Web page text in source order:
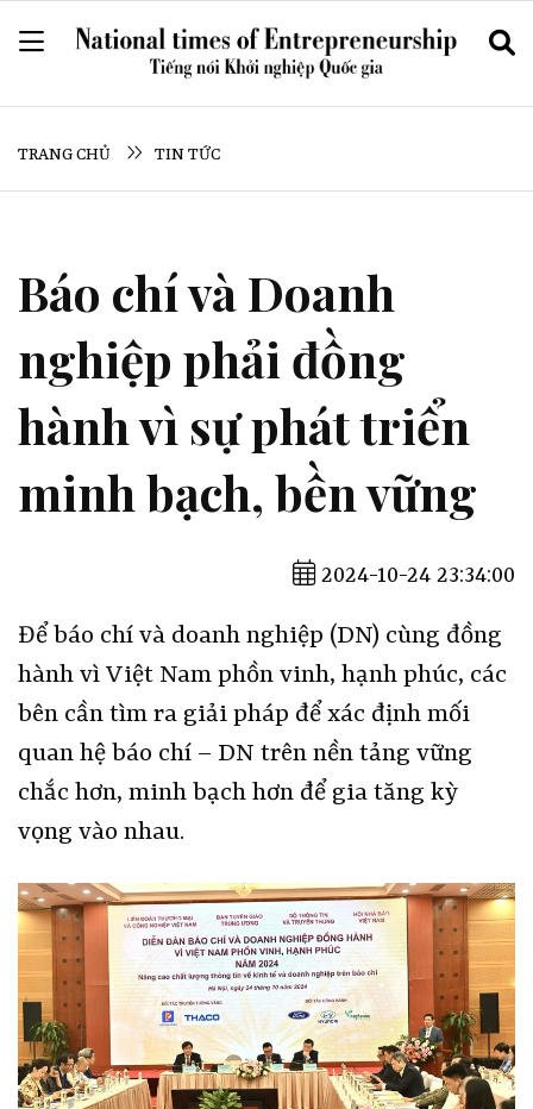
TRANG CHỦ TIN TỨC
Báo chí và Doanh
nghiệp phải đồng
hành vì sự phát triển
minh bạch, bền vững
2024-10-24 23:34:00
Để báo chí và doanh nghiệp (DN) cùng đồng
hành vì Việt Nam phồn vinh, hạnh phúc, các
bên cần tìm ra giải pháp để xác định mối
quan hệ báo chí – DN trên nền tảng vững
chắc hơn, minh bạch hơn để gia tăng kỳ
vọng vào nhau.